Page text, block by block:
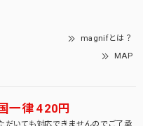
magnifとは？
MAP
一律 420円